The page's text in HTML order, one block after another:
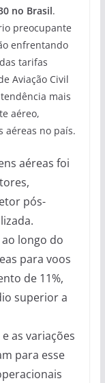
no Brasil.
preocupante
enfrentando
tarifas
Aviação Civil
mais
aéreo,
aéreas no país.
aéreas foi
pós-
longo do
para voos
de 11%,
superior a
as variações
para esse